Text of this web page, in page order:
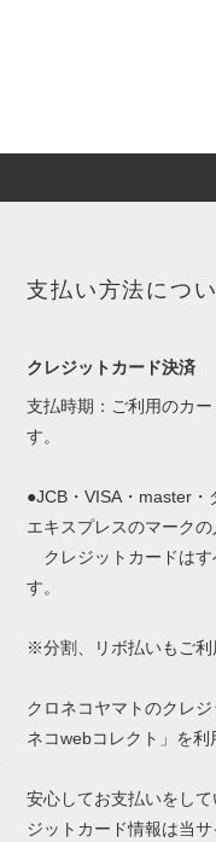
支払い方法につ
クレジットカード決済
支払時期：ご利用のカ
す。
●JCB・VISA・master・
エキスプレスのマークの
クレジットカードはす
す。
※分割、リボ払いもご利
クロネコヤマトのクレ
ネコwebコレクト」を利
安心してお支払いをし
ジットカード情報は当サ